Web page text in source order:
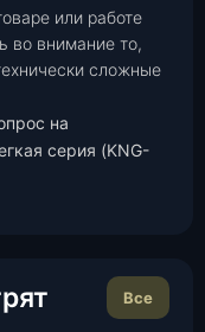
или работе
во внимание то,
сложные
на
серия (KNG-
Все